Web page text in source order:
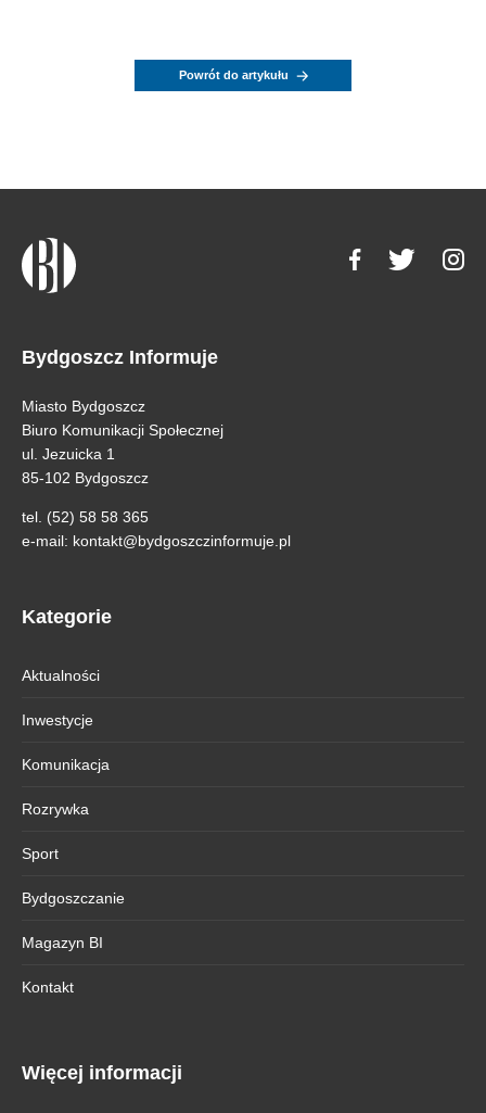
Powrót do artykułu
Bydgoszcz Informuje
Miasto Bydgoszcz
Biuro Komunikacji Społecznej
ul. Jezuicka 1
85-102 Bydgoszcz
tel. (52) 58 58 365
e-mail: kontakt@bydgoszczinformuje.pl
Kategorie
Aktualności
Inwestycje
Komunikacja
Rozrywka
Sport
Bydgoszczanie
Magazyn BI
Kontakt
Więcej informacji